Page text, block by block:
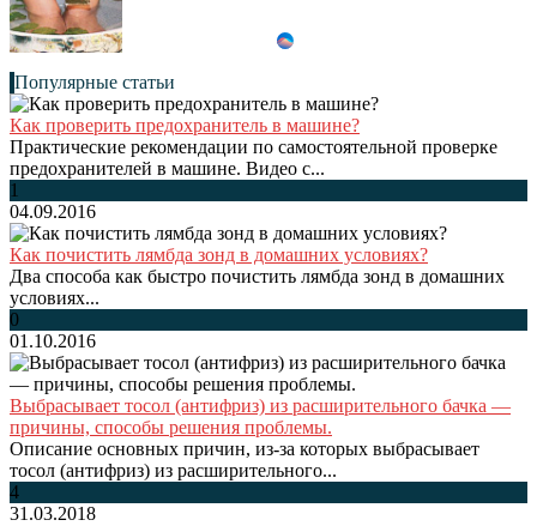
Популярные статьи
Как проверить предохранитель в машине?
Практические рекомендации по самостоятельной проверке
предохранителей в машине. Видео с...
1
04.09.2016
Как почистить лямбда зонд в домашних условиях?
Два способа как быстро почистить лямбда зонд в домашних
условиях...
0
01.10.2016
Выбрасывает тосол (антифриз) из расширительного бачка —
причины, способы решения проблемы.
Описание основных причин, из-за которых выбрасывает
тосол (антифриз) из расширительного...
4
31.03.2018